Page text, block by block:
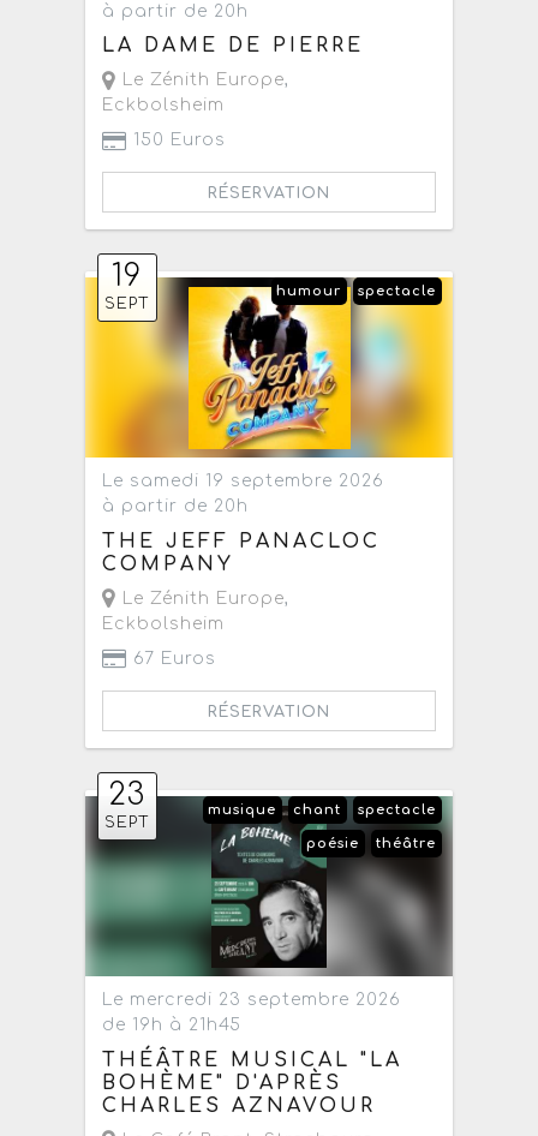
à partir de 20h
LA DAME DE PIERRE
Le Zénith Europe,
Eckbolsheim
150 Euros
RÉSERVATION
19
SEPT
spectacle
humour
Le samedi 19 septembre 2026
à partir de 20h
THE JEFF PANACLOC
COMPANY
Le Zénith Europe,
Eckbolsheim
67 Euros
RÉSERVATION
23
SEPT
spectacle
chant
musique
théâtre
poésie
Le mercredi 23 septembre 2026
de 19h à 21h45
THÉÂTRE MUSICAL "LA
BOHÈME" D'APRÈS
CHARLES AZNAVOUR